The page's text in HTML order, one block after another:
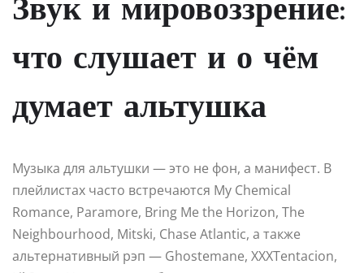
Звук и мировоззрение:
что слушает и о чём
думает альтушка
Музыка для альтушки — это не фон, а манифест. В
плейлистах часто встречаются My Chemical
Romance, Paramore, Bring Me the Horizon, The
Neighbourhood, Mitski, Chase Atlantic, а также
альтернативный рэп — Ghostemane, XXXTentacion,